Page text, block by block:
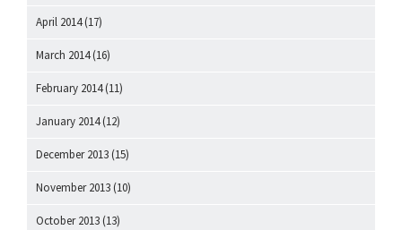
April 2014(17)
March 2014(16)
February 2014(11)
January 2014(12)
December 2013 (15)
November 2013 (10)
October 2013 (13)